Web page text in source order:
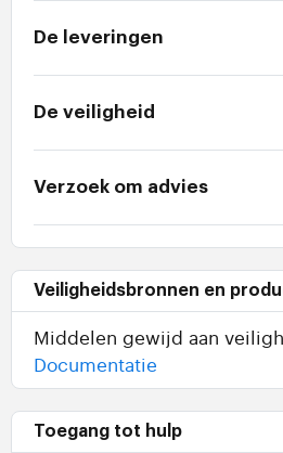
De leveringen
De veiligheid
Verzoek om advies
Veiligheidsbronnen en
Middelen gewijd aan
Documentatie
Toegang tot hulp